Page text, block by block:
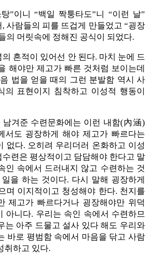
”이니 “백일 짝퉁타도”니 “이런 날”
사람들의 피를 뜨겁게 만들었고 “굉장
의 머릿속에 정해진 공식이 되었다.
흔적이 있어선 안 된다. 마치 눈에 드
해야만 제고가 빠른 것처럼 보이는데
법을 얻을 때의 그런 분발함 역시 사
의 표현이지 침착하고 이성적 행동이
겨준 수련문화에는 이런 내함(內涵)
서도 굉장하게 해야 제고가 빠르다는
없다. 오히려 우리더러 온화하고 이성
련은 평상적이고 담담해야 한다고 말
인 속에서 드러내지 않고 수련하는 것
을 하는 것이다. 다시 말해 굉장하게
며 이지적이고 청성해야 한다. 천지를
제고가 빠르다거나 굉장해야만 위덕
아니다. 우리는 속인 속에서 수련하므
는 아주 드물고 설사 있다 해도 우리와
바로 평범함 속에서 마음을 닦고 사람
취하고 있다.